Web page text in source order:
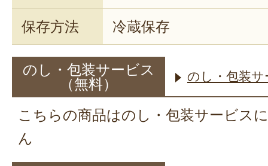
保存方法 冷蔵保存
のし・包装サービス
（無料）
のし・包装
こちらの商品はのし・包装サービス
ん